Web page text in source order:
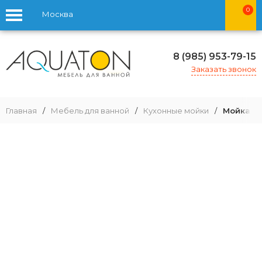
Москва 0
8 (985) 953-79-15
Заказать звонок
Главная / Мебель для ванной / Кухонные мойки / Мойка